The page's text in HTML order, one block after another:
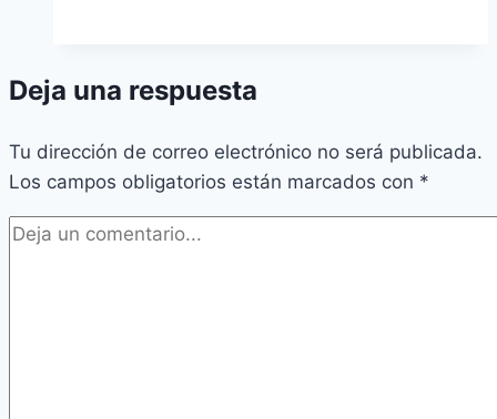
Deja una respuesta
Tu dirección de correo electrónico no será publicada.
Los campos obligatorios están marcados con *